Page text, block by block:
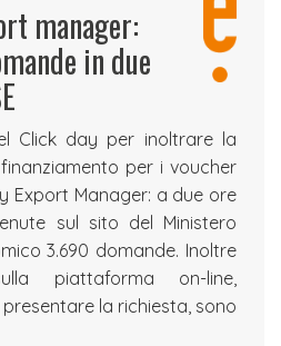
manager:
in due
Click day per inoltrare la
per i voucher
Export Manager: a due ore
sul sito del Ministero
3.690 domande. Inoltre
piattaforma on-line,
la richiesta, sono